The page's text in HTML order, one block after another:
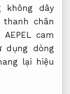
không dây
chân
cam
dụng dòng
lại hiệu